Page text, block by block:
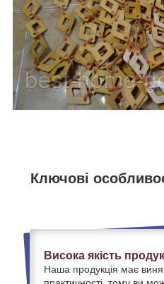
Ключові
Висока якість
Наша продукція має